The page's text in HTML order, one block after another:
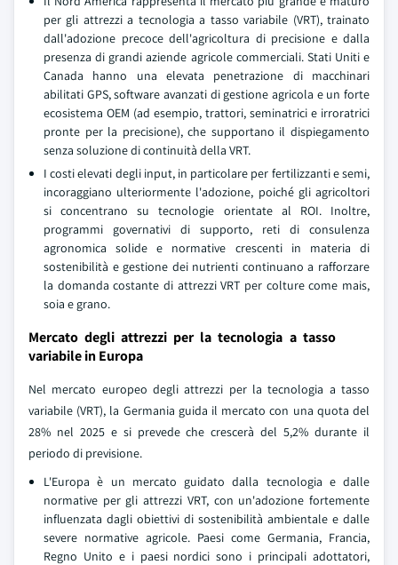
per gli attrezzi a tecnologia a tasso variabile (VRT), trainato
dall'adozione precoce dell'agricoltura di precisione e dalla
presenza di grandi aziende agricole commerciali. Stati Uniti e
Canada hanno una elevata penetrazione di macchinari
abilitati GPS, software avanzati di gestione agricola e un forte
ecosistema OEM (ad esempio, trattori, seminatrici e irroratrici
pronte per la precisione), che supportano il dispiegamento
senza soluzione di continuità della VRT.
I costi elevati degli input, in particolare per fertilizzanti e semi,
incoraggiano ulteriormente l'adozione, poiché gli agricoltori
si concentrano su tecnologie orientate al ROI. Inoltre,
programmi governativi di supporto, reti di consulenza
agronomica solide e normative crescenti in materia di
sostenibilità e gestione dei nutrienti continuano a rafforzare
la domanda costante di attrezzi VRT per colture come mais,
soia e grano.
Mercato degli attrezzi per la tecnologia a tasso
variabile in Europa
Nel mercato europeo degli attrezzi per la tecnologia a tasso
variabile (VRT), la Germania guida il mercato con una quota del
28% nel 2025 e si prevede che crescerà del 5,2% durante il
periodo di previsione.
L'Europa è un mercato guidato dalla tecnologia e dalle
normative per gli attrezzi VRT, con un'adozione fortemente
influenzata dagli obiettivi di sostenibilità ambientale e dalle
severe normative agricole. Paesi come Germania, Francia,
Regno Unito e i paesi nordici sono i principali adottatori,